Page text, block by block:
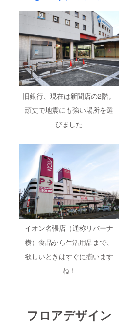
旧銀行、現在は新聞店の2階。
頑丈で地震にも強い場所を選
びました
イオン名張店（通称リバーナ
横）食品から生活用品まで、
欲しいときはすぐに揃います
ね！
フロアデザイン